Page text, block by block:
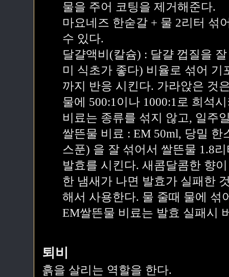
물을 주어 코팅을 제거해준다.
마요네즈 한숟갈 + 물 2리터 섞
수 있다.
달걀액비(칼슘) : 달걀 껍질을
미 식초가 좋다) 비율로 섞어
까지 반응 시킨다. 가라앉은 것
물에 500:1이나 1000:1로 희석
비료는 종류를 섞지 않고, 일주
쌀뜬물 비료 : EM 50ml, 당밀
스푼) 을 잘 섞어서 쌀뜬물 1.8
발효를 시킨다. 새콤달콤한 향
한 냄새가 나면 발효가 실패한
해서 사용한다. 물 줄때 물에 섞
EM쌀뜬물 비료는 발효 실패시
퇴비
흙을 살리는 역할을 한다.